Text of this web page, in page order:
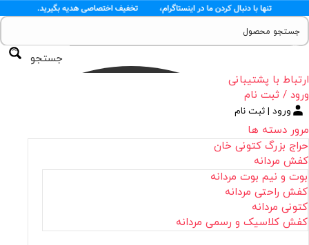
جستجو
ارتباط با پشتیبانی
ورود / ثبت نام
ورود | ثبت نام
مرور دسته ها
حراج بزرگ کتونی خان
کفش مردانه
بوت و نیم بوت مردانه
کفش راحتی مردانه
کتونی مردانه
کفش کلاسیک و رسمی مردانه